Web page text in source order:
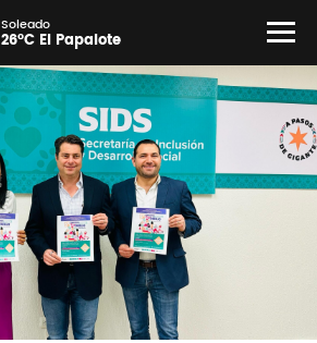
Soleado
26°C El Papalote